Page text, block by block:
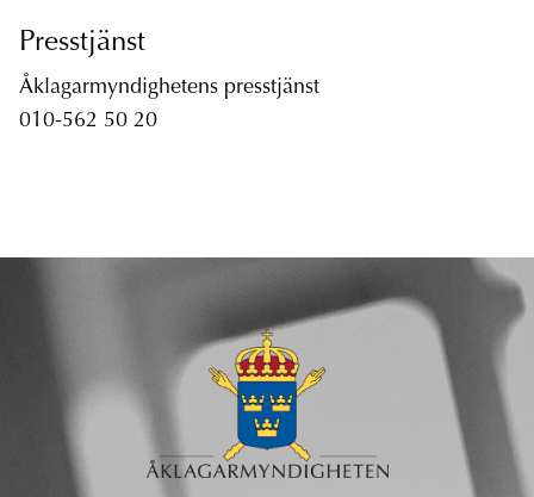
Presstjänst
Åklagarmyndighetens presstjänst
010-562 50 20